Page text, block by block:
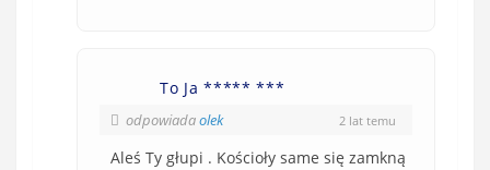
To Ja ***** ***
odpowiadaolek 2 lat temu
Aleś Ty głupi . Kościoły same się zamkną